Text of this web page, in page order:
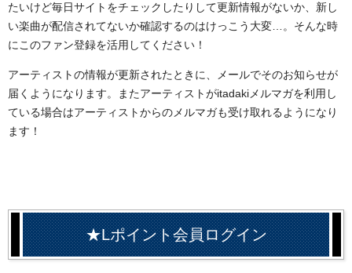
たいけど毎日サイトをチェックしたりして更新情報がないか、新し
い楽曲が配信されてないか確認するのはけっこう大変…。そんな時
にこのファン登録を活用してください！
アーティストの情報が更新されたときに、メールでそのお知らせが
届くようになります。またアーティストがitadakiメルマガを利用し
ている場合はアーティストからのメルマガも受け取れるようになり
ます！
★Lポイント会員ログイン